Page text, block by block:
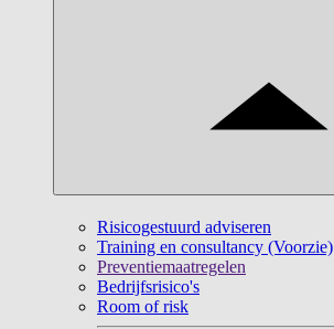
Risicogestuurd adviseren
Training en consultancy (Voorzie)
Preventiemaatregelen
Bedrijfsrisico's
Room of risk